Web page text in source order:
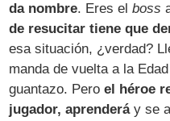
da nombre. Eres elboss
de resucitar tiene que
esa situación, ¿verdad?
manda de vuelta a la
guantazo. Peroel héroe
jugador, aprenderáy se